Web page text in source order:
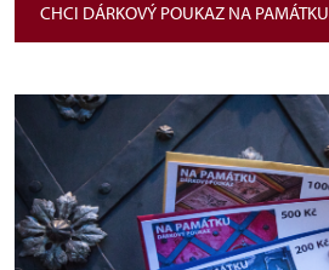
CHCI DÁRKOVÝ POUKAZ NA PAMÁTKU